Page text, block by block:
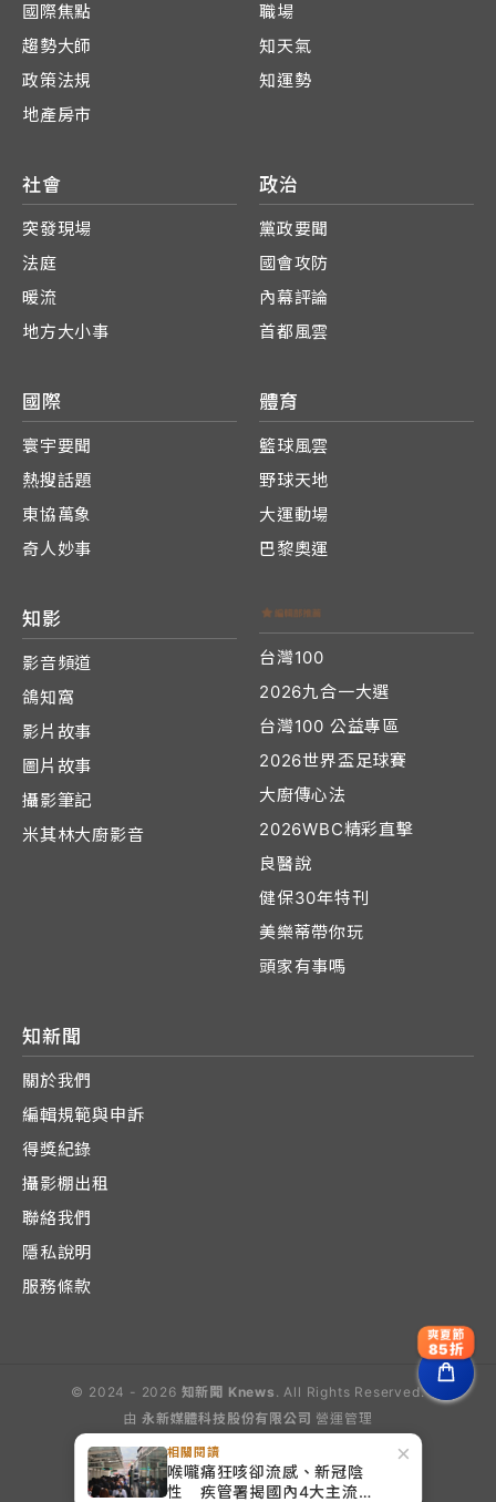
×
相關閱讀
喉嚨痛狂咳卻流感、新冠陰
性 疾管署揭國內4大主流病
國際焦點
趨勢大師
政策法規
地產房市
職場
知天氣
知運勢
社會
突發現場
法庭
暖流
地方大小事
政治
黨政要聞
國會攻防
內幕評論
首都風雲
國際
寰宇要聞
熱搜話題
東協萬象
奇人妙事
體育
籃球風雲
野球天地
大運動場
巴黎奧運
知影
影音頻道
鴿知窩
影片故事
圖片故事
攝影筆記
米其林大廚影音
台灣100
2026九合一大選
台灣100 公益專區
2026世界盃足球賽
大廚傳心法
2026WBC精彩直擊
良醫說
健保30年特刊
美樂蒂帶你玩
頭家有事嗎
知新聞
關於我們
編輯規範與申訴
得獎紀錄
攝影棚出租
聯絡我們
隱私說明
服務條款
© 2024 - 2026 知新聞 Knews . All Rights Reserved.
由 永新媒體科技股份有限公司 營運管理
爽夏節
85折